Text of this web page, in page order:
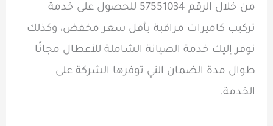
من خلال الرقم 57551034 للحصول على خدمة
تركيب كاميرات مراقبة بأقل سعر مخفض، وكذلك
نوفر إليك خدمة الصيانة الشاملة للأعطال مجانًا
طوال مدة الضمان التي توفرها الشركة على
الخدمة.